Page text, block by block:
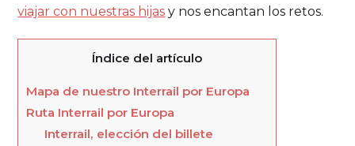
viajar con nuestras hijas y nos encantan los retos.
Índice del artículo
Mapa de nuestro Interrail por Europa
Ruta Interrail por Europa
Interrail, elección del billete